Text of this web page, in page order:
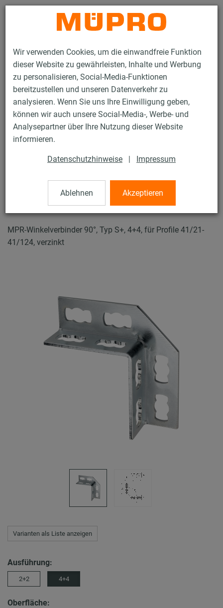
Wir verwenden Cookies, um die einwandfreie Funktion
dieser Website zu gewährleisten, Inhalte und Werbung
zu personalisieren, Social-Media-Funktionen
bereitzustellen und unseren Datenverkehr zu
analysieren. Wenn Sie uns Ihre Einwilligung geben,
können wir auch unsere Social-Media-, Werbe- und
Analysepartner über Ihre Nutzung dieser Website
informieren.
Datenschutzhinweise | Impressum
Ablehnen Akzeptieren
Kontakt
Produkte Befestigungstechnik
Sprinklerbefestigung
Installationsschienen für die Sprinklerbefestigung
MPR-Winkelverbinder 90° Typ S+
MPR-Winkelverbinder 90° Typ
S+
MPR-Winkelverbinder 90°, Typ S+, 4+4, für Profile 41/21-
41/124, verzinkt
Varianten als Liste anzeigen
Ausführung:
2+2 4+4
Oberfläche: